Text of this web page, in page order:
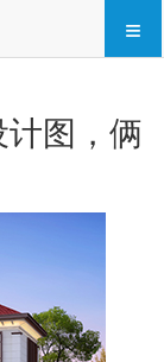
≡
图，俩